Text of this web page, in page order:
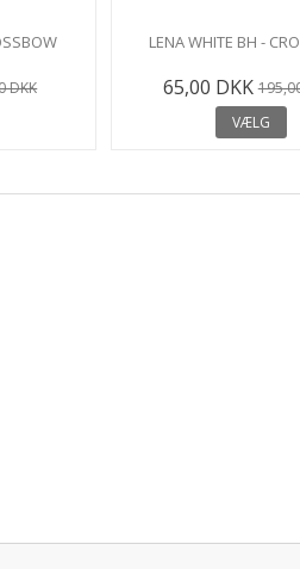
DKK
LENA WHITE BH -
65,00 DKK
VÆLG